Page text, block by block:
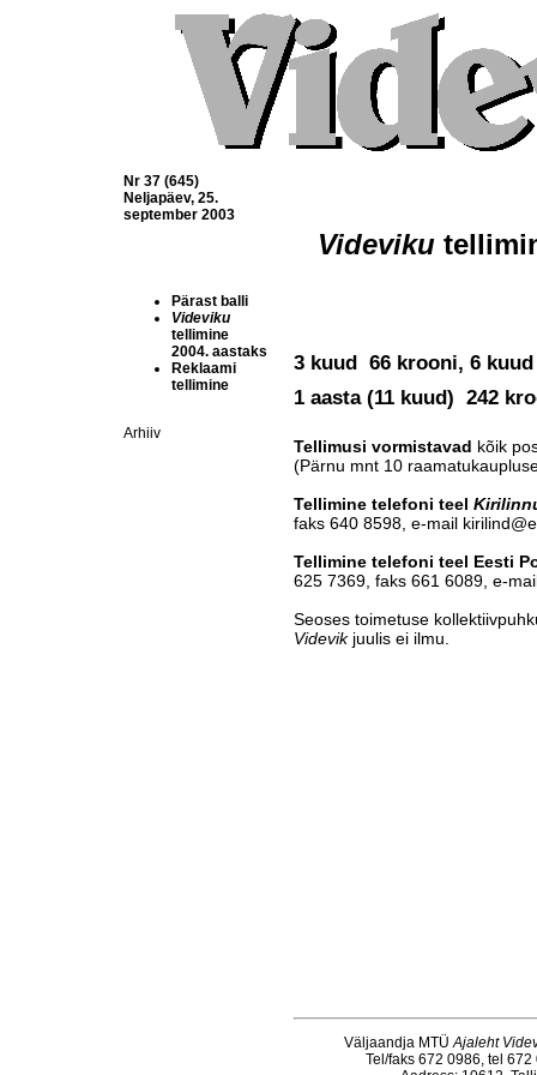
Nr 37 (645)
Neljapäev, 25.
september 2003
Pärast balli
Videviku
tellimine
2004. aastaks
Reklaami
tellimine
Arhiiv
Videviku
3 kuud  66 krooni, 6 kuud
1 aasta (11 kuud)  242
Tellimusi vormistavad kõik
(Pärnu mnt 10
Tellimine telefoni teel
faks 640 8598, e-mail
Tellimine telefoni teel Eesti
625 7369, faks 661 6089, e-
Seoses toimetuse
Videvikjuulis ei ilmu.
Väljaandja MTÜAjaleht
Tel/faks 672 0986, tel